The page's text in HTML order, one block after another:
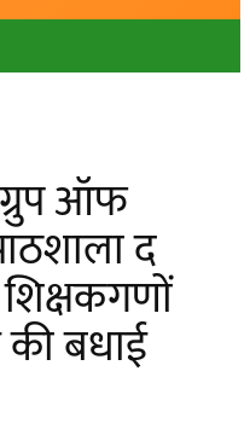
ऑफ
द
बधाई